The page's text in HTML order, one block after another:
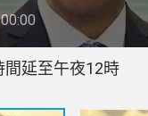
間延至午夜12時